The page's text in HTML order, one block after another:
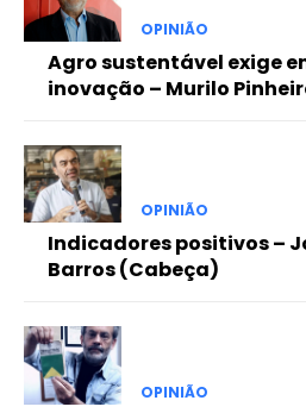
OPINIÃO
Agro sustentável exige
inovação – Murilo
OPINIÃO
Indicadores positivos –
Barros (Cabeça)
OPINIÃO